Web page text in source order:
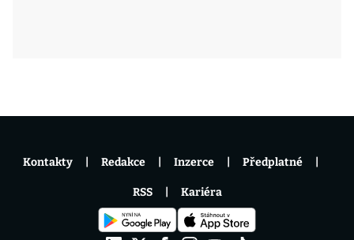
Kontakty Redakce Inzerce Předplatné
RSS Kariéra